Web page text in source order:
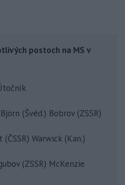
postoch na MS v
(Švéd.) Bobrov (ZSSR)
Warwick (Kan.)
(ZSSR) McKenzie